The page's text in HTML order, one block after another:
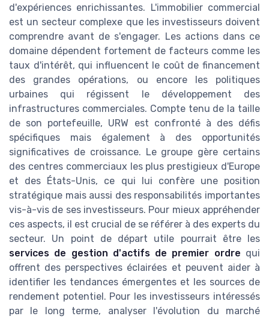
d'expériences enrichissantes. L'immobilier commercial
est un secteur complexe que les investisseurs doivent
comprendre avant de s'engager. Les actions dans ce
domaine dépendent fortement de facteurs comme les
taux d'intérêt, qui influencent le coût de financement
des grandes opérations, ou encore les politiques
urbaines qui régissent le développement des
infrastructures commerciales. Compte tenu de la taille
de son portefeuille, URW est confronté à des défis
spécifiques mais également à des opportunités
significatives de croissance. Le groupe gère certains
des centres commerciaux les plus prestigieux d'Europe
et des États-Unis, ce qui lui confère une position
stratégique mais aussi des responsabilités importantes
vis-à-vis de ses investisseurs. Pour mieux appréhender
ces aspects, il est crucial de se référer à des experts du
secteur. Un point de départ utile pourrait être les
services de gestion d'actifs de premier ordre qui
offrent des perspectives éclairées et peuvent aider à
identifier les tendances émergentes et les sources de
rendement potentiel. Pour les investisseurs intéressés
par le long terme, analyser l'évolution du marché